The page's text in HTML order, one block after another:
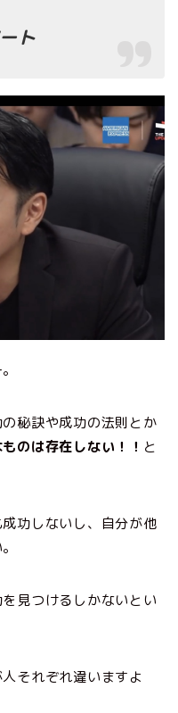
ト
秘訣や成功の法則とか
のは存在しない！！ と
功しないし、自分が他
見つけるしかないとい
それぞれ違いますよ